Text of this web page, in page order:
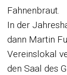
Fahnenbraut.
In der
dann Martin
Vereinslokal
den Saal des